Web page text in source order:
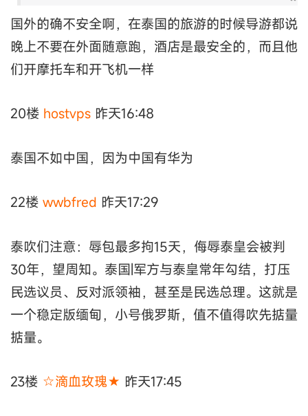
国外的确不安全啊，在泰国的旅游的时候导游都说
晚上不要在外面随意跑，酒店是最安全的，而且他
们开摩托车和开飞机一样
20楼 hostvps 昨天16:48
泰国不如中国，因为中国有华为
22楼 wwbfred 昨天17:29
泰吹们注意：辱包最多拘15天，侮辱泰皇会被判
30年，望周知。泰国|军方与泰皇常年勾结，打压
民选议员、反对派领袖，甚至是民选总理。这就是
一个稳定版缅甸，小号俄罗斯，值不值得吹先掂量
掂量。
23楼 ☆滴血玫瑰★ 昨天17:45